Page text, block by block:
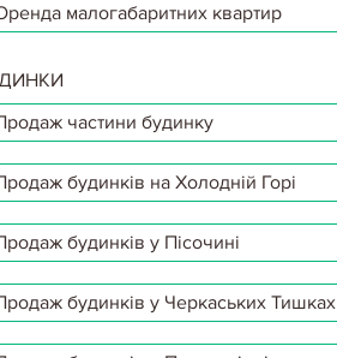
малогабаритних квартир
частини будинку
будинків на Холодній Горі
будинків у Пісочині
будинків у Черкаських Тишках